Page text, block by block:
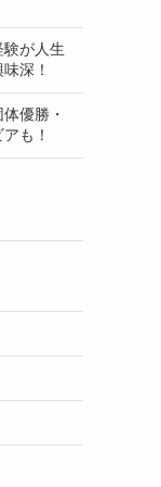
が人生
深！
優勝・
も！